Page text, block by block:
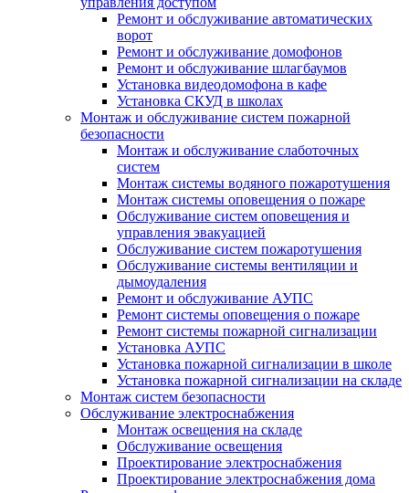
Ремонт и обслуживание автоматических
ворот
Ремонт и обслуживание домофонов
Ремонт и обслуживание шлагбаумов
Установка видеодомофона в кафе
Установка СКУД в школах
Монтаж и обслуживание систем пожарной
безопасности
Монтаж и обслуживание слаботочных
систем
Монтаж системы водяного пожаротушения
Монтаж системы оповещения о пожаре
Обслуживание систем оповещения и
управления эвакуацией
Обслуживание систем пожаротушения
Обслуживание системы вентиляции и
дымоудаления
Ремонт и обслуживание АУПС
Ремонт системы оповещения о пожаре
Ремонт системы пожарной сигнализации
Установка АУПС
Установка пожарной сигнализации в школе
Установка пожарной сигнализации на складе
Монтаж систем безопасности
Обслуживание электроснабжения
Монтаж освещения на складе
Обслуживание освещения
Проектирование электроснабжения
Проектирование электроснабжения дома